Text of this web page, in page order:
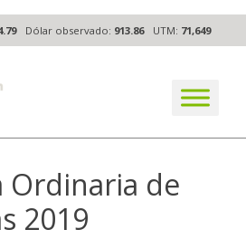
Dólar observado: 913.86 UTM: 71,649
Ordinaria de
2019